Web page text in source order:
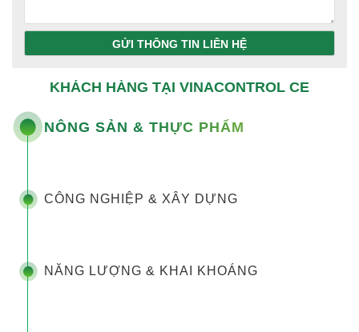
GỬI THÔNG TIN LIÊN HỆ
KHÁCH HÀNG TẠI VINACONTROL CE
NÔNG SẢN & THỰC PHẨM
CÔNG NGHIỆP & XÂY DỰNG
NĂNG LƯỢNG & KHAI KHOÁNG